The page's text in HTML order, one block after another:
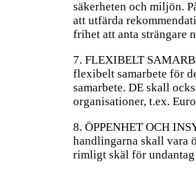
säkerheten och miljön.
att utfärda
frihet att anta strängare
7. FLEXIBELT
flexibelt samarbete för
samarbete. DE skall
organisationer, t.ex.
8. ÖPPENHET OCH
handlingarna skall vara
rimligt skäl för